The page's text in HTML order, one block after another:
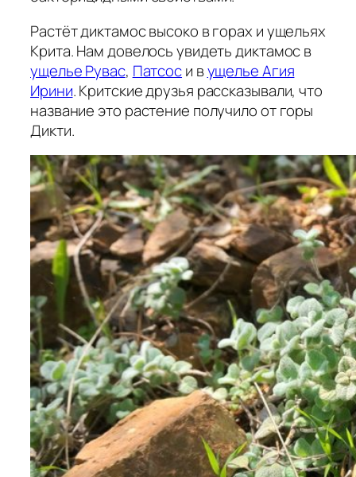
Растёт диктамос высоко в горах и ущельях
Крита. Нам довелось увидеть диктамос в
ущелье Рувас, Патсоси вущелье Агия
Ирини. Критские друзья рассказывали, что
название это растение получило от горы
Дикти.